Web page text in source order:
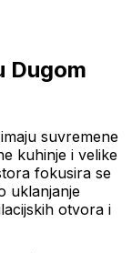
Dugom
suvremene
kuhinje i velike
fokusira se
uklanjanje
otvora i